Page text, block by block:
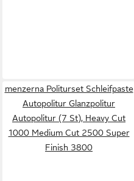
menzerna Politurset Schleifpaste
Autopolitur Glanzpolitur
Autopolitur (7 St), Heavy Cut
1000 Medium Cut 2500 Super
Finish 3800